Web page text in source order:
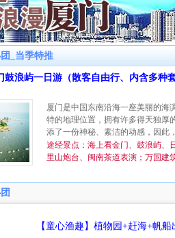
_当季特推
鼓浪屿一日游（散客自由行、内含多种
厦门是中国东南沿海一座美丽的海
特的地理位置，拥有许多得天独厚
添了一份神秘、素洁的动感，因此
途经景点：海上看金门、鼓浪屿、
里山炮台、闽南茶道表演；万国建
【童心渔趣】植物园+赶海+帆船